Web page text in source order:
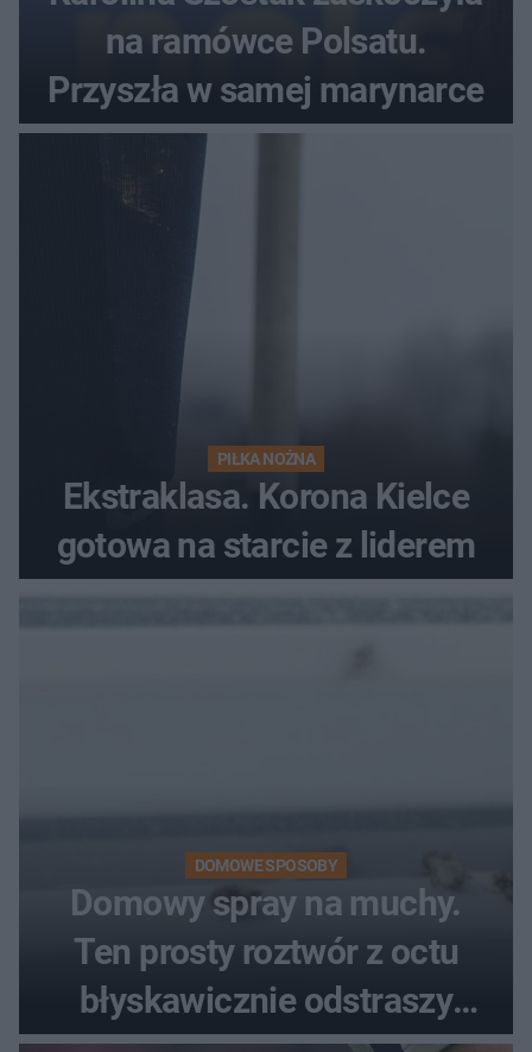
na ramówce Polsatu.
Przyszła w samej marynarce
PIŁKA NOŻNA
Ekstraklasa. Korona Kielce
gotowa na starcie z liderem
DOMOWE SPOSOBY
Domowy spray na muchy.
Ten prosty roztwór z octu
błyskawicznie odstraszy